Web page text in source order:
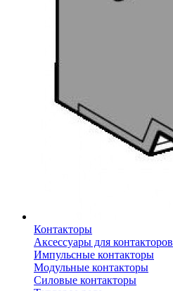
Контакторы
Аксессуары для контакторов
Импульсные контакторы
Модульные контакторы
Силовые контакторы